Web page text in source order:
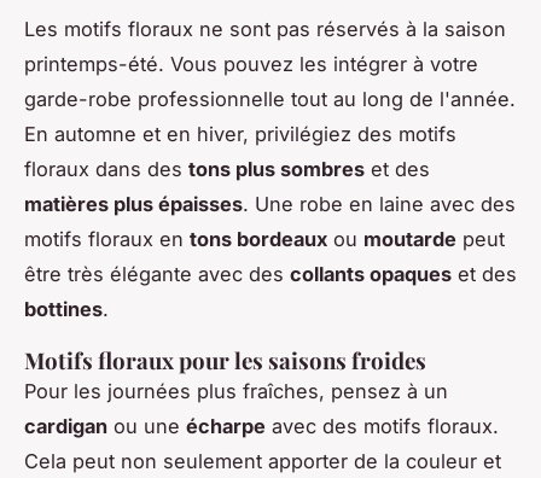
Les motifs floraux ne sont pas réservés à la saison
printemps-été. Vous pouvez les intégrer à votre
garde-robe professionnelle tout au long de l'année.
En automne et en hiver, privilégiez des motifs
floraux dans des tons plus sombres et des
matières plus épaisses. Une robe en laine avec des
motifs floraux en tons bordeaux ou moutarde peut
être très élégante avec des collants opaques et des
bottines.
Motifs floraux pour les saisons froides
Pour les journées plus fraîches, pensez à un
cardigan ou une écharpe avec des motifs floraux.
Cela peut non seulement apporter de la couleur et